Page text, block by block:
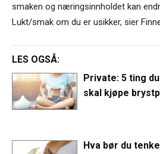
smaken og næringsinnholdet kan
Lukt/smak om du er usikker, sier
LES OGSÅ:
Private: 5 ting
skal kjøpe
Hva bør du